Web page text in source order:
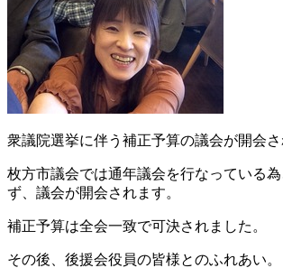
衆議院選挙に伴う補正予算の議会が開会さ
枚方市議会では通年議会を行なっている
ず、議会が開会されます。
補正予算は全会一致で可決されました。
その後、後援会役員の皆様とのふれあい。